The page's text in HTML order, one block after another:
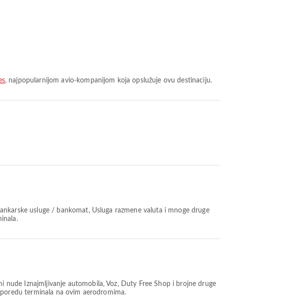
, najpopularnijom avio-kompanijom koja opslužuje ovu destinaciju.
usluge / bankomat, Usluga razmene valuta i mnoge druge
Iznajmljivanje automobila, Voz, Duty Free Shop i brojne druge
terminala na ovim aerodromima.